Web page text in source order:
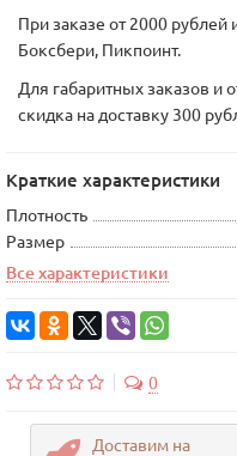
При заказе от 2000
Боксбери, Пикпоинт.
Для габаритных заказов и
скидка на доставку 300
Краткие характеристики
Плотность
Размер
Все характеристики
0
Доставим на